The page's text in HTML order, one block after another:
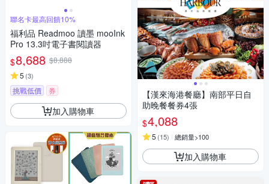
聯名卡最高回饋10%
福利品 Readmoo 讀墨 mooInk
Pro 13.3吋電子書閱讀器
$8,688 $8,888
5 (3)
挑戰低價 券
加入購物車
【漢來海港餐廳】南部平日自
助晚餐餐券4張
$4,088
5 (15) 總銷量>100
加入購物車